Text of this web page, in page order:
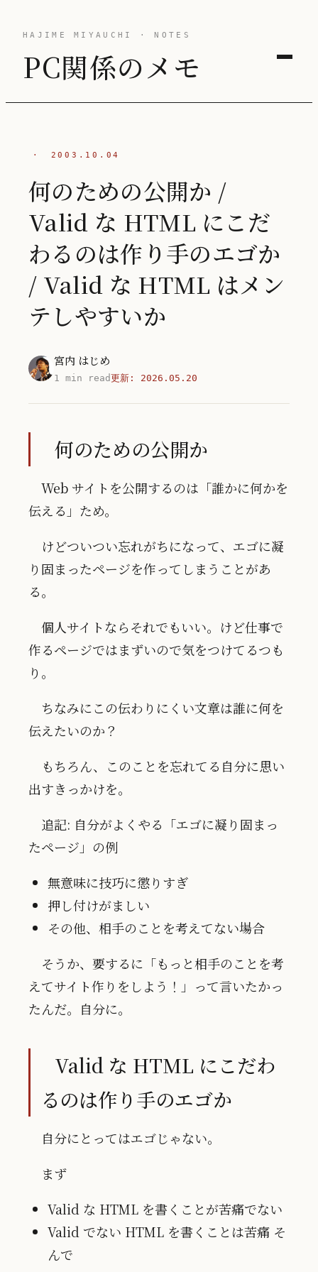
HAJIME MIYAUCHI · NOTES
PC関係のメモ
· 2003.10.04
何のための公開か /
Valid な HTML にこだ
わるのは作り手のエゴか
/ Valid な HTML はメン
テしやすいか
宮内 はじめ
1 min read更新: 2026.05.20
何のための公開か
Web サイトを公開するのは「誰かに何かを
伝える」ため。
けどついつい忘れがちになって、エゴに凝
り固まったページを作ってしまうことがあ
る。
個人サイトならそれでもいい。けど仕事で
作るページではまずいので気をつけてるつも
り。
ちなみにこの伝わりにくい文章は誰に何を
伝えたいのか？
もちろん、このことを忘れてる自分に思い
出すきっかけを。
追記: 自分がよくやる「エゴに凝り固まっ
たページ」の例
無意味に技巧に懲りすぎ
押し付けがましい
その他、相手のことを考えてない場合
そうか、要するに「もっと相手のことを考
えてサイト作りをしよう！」って言いたかっ
たんだ。自分に。
Valid な HTML にこだわ
るのは作り手のエゴか
自分にとってはエゴじゃない。
まず
Valid な HTML を書くことが苦痛でない
Valid でない HTML を書くことは苦痛 そ
んで